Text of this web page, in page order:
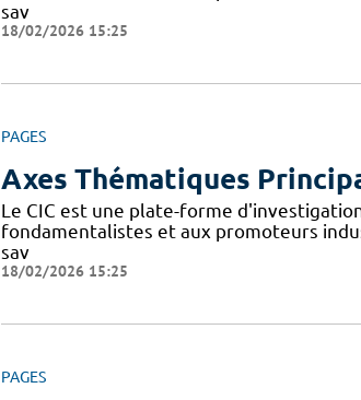
sav
18/02/2026 15:25
PAGES
Axes Thématiques
Le CIC est une plate-forme
fondamentalistes et aux promoteurs
sav
18/02/2026 15:25
PAGES